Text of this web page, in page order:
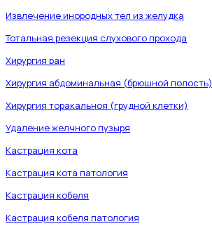
Извлечение инородных тел из желудка
Тотальная резекция слухового прохода
Хирургия ран
Хирургия абдоминальная (брюшной полость)
Хирургия торакальноя (грудной клетки)
Удаление желчного пузыря
Кастрация кота
Кастрация кота патология
Кастрация кобеля
Кастрация кобеля патология